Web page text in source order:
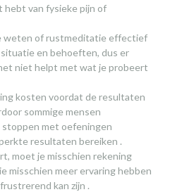
hebt van fysieke pijn of
weten of rustmeditatie effectief
en behoeften, dus er
niet helpt met wat je probeert
kosten voordat de resultaten
sommige mensen
met oefeningen
resultaten bereiken .
moet je misschien rekening
misschien meer ervaring hebben
kan zijn .